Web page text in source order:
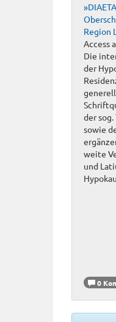
Region
Access
Die
der
der
sowie
weite
und
0